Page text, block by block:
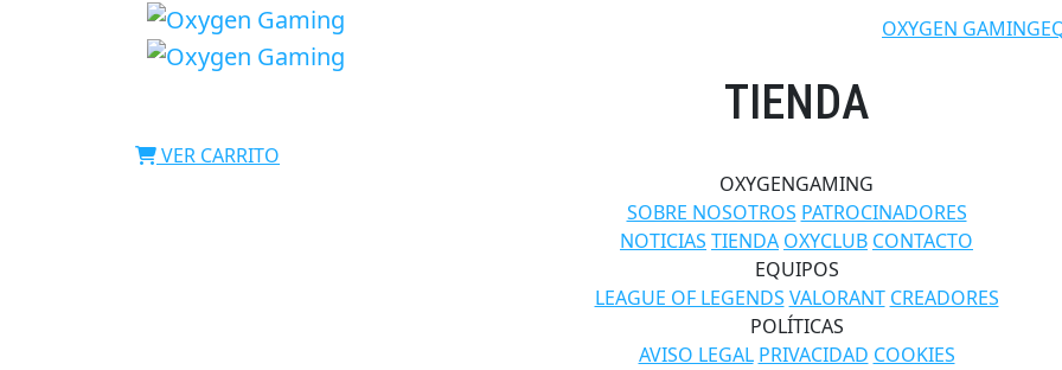
OXYGEN GAMING
TIENDA
VER CARRITO
OXYGENGAMING
SOBRE NOSOTROS PATROCINADORES
NOTICIAS TIENDA OXYCLUB CONTACTO
EQUIPOS
LEAGUE OF LEGENDS VALORANT CREADORES
POLÍTICAS
AVISO LEGAL PRIVACIDAD COOKIES